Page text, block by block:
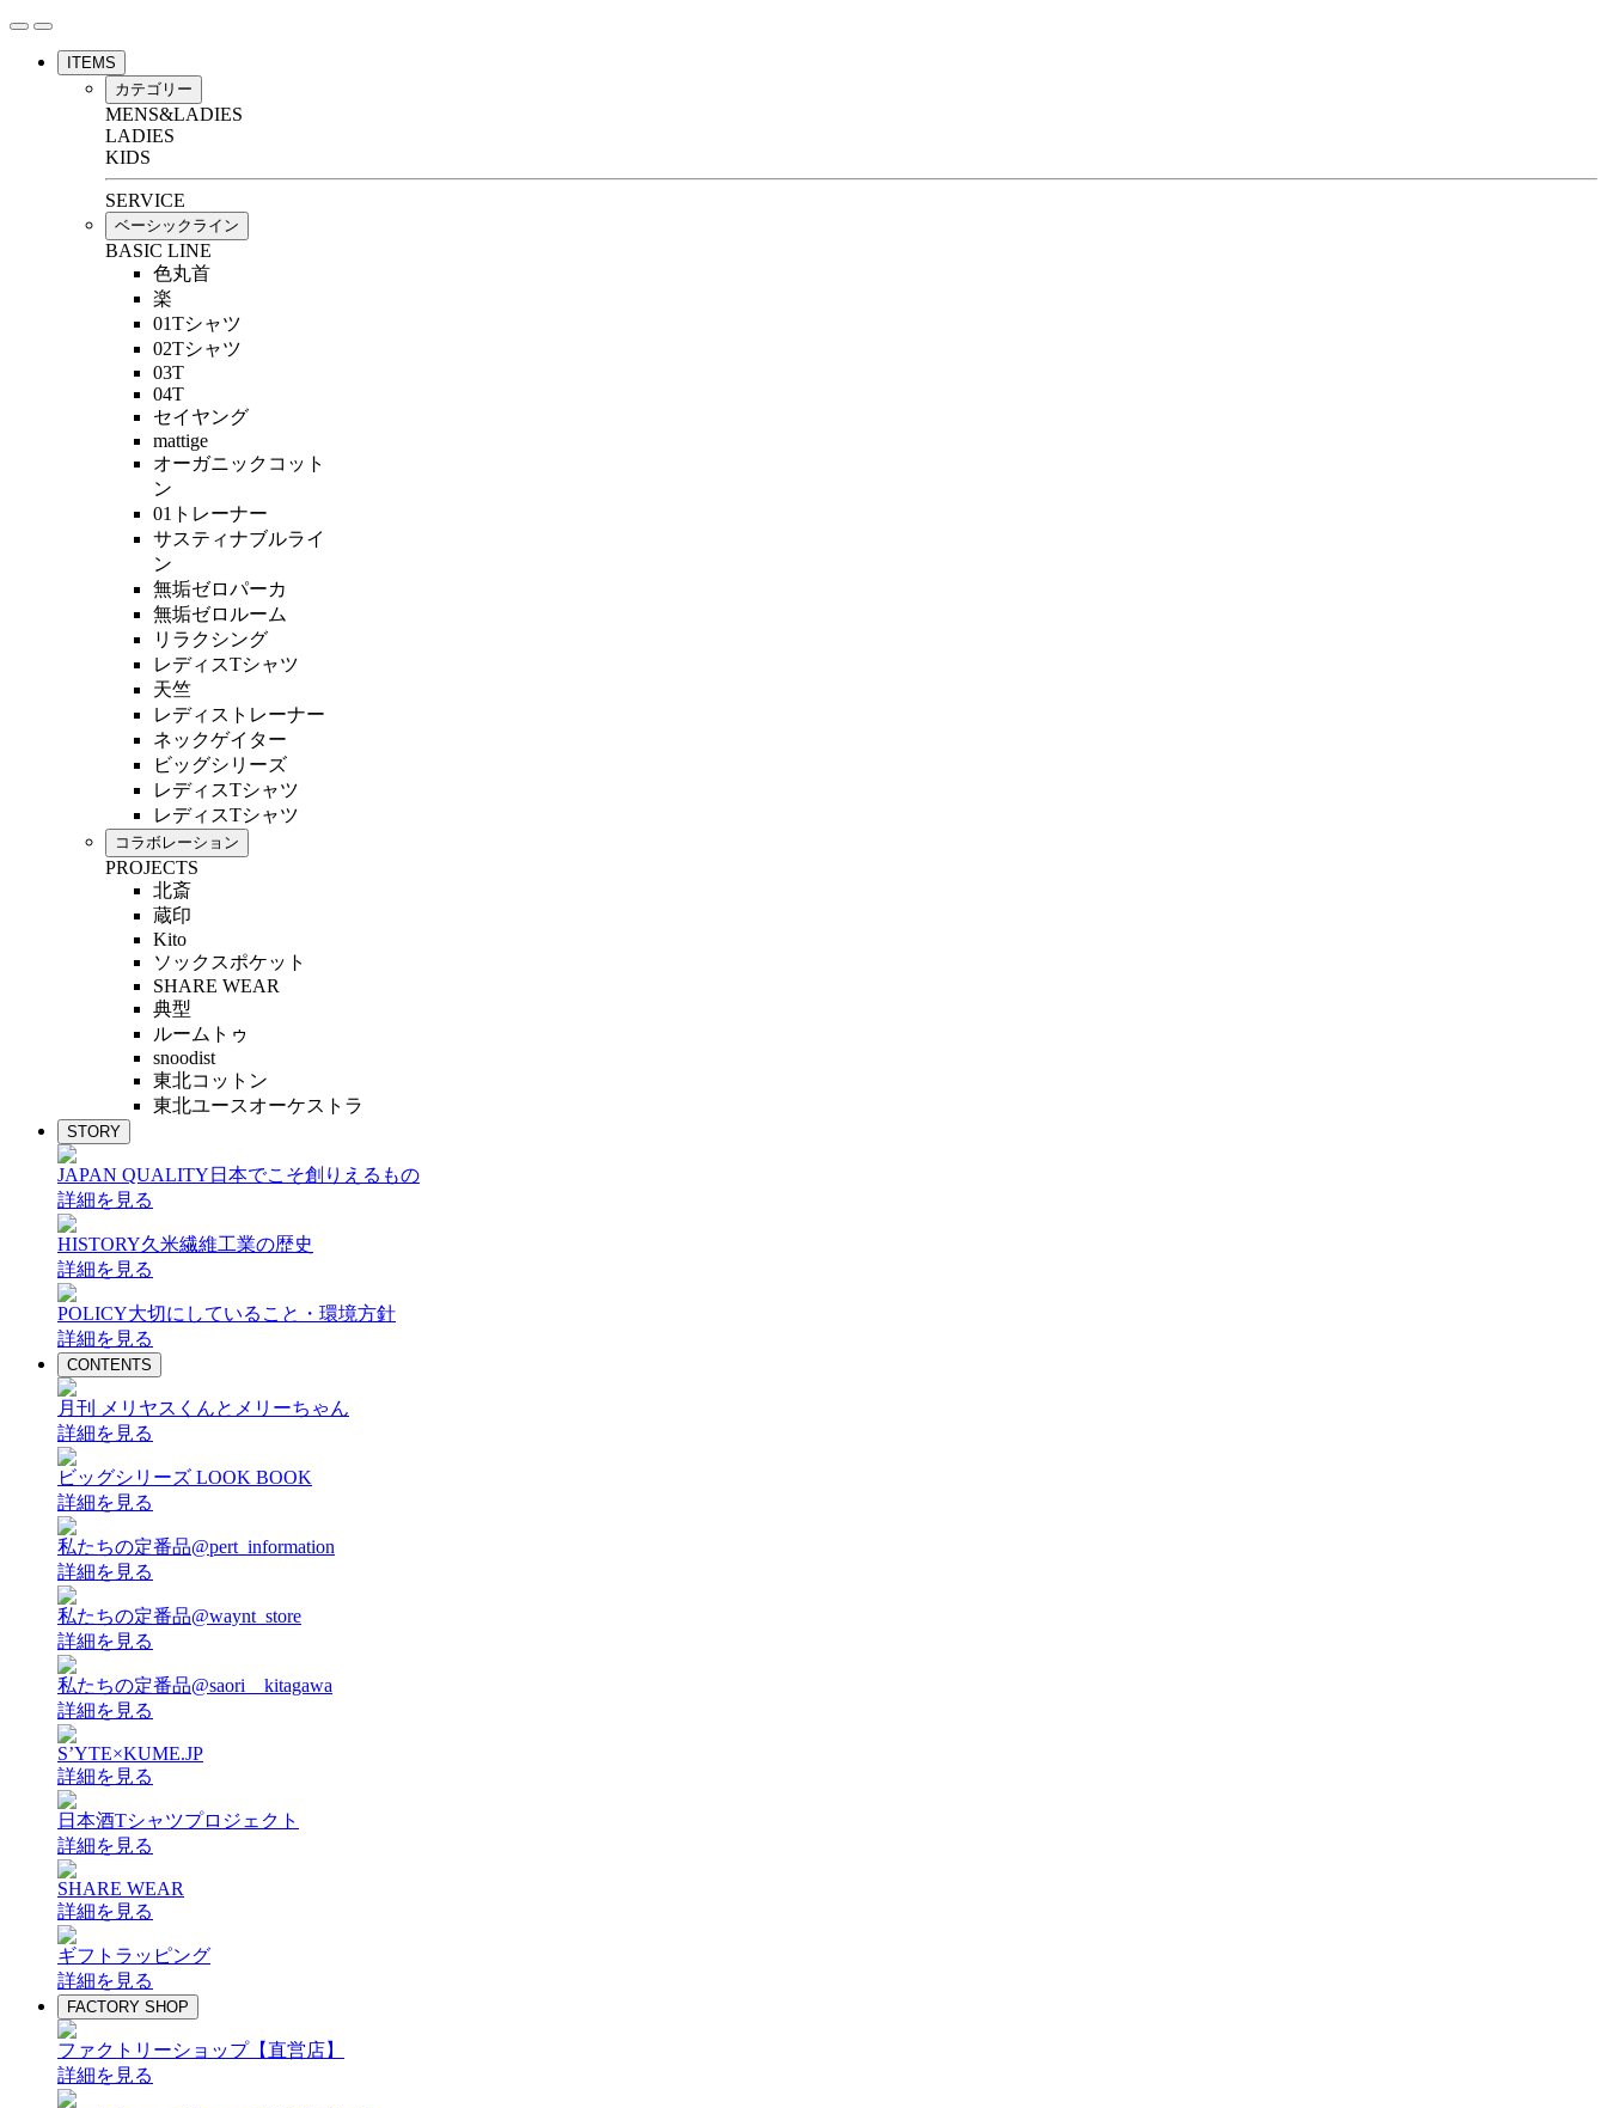
ITEMS
カテゴリー
MENS&LADIES
LADIES
KIDS
SERVICE
ベーシックライン
BASIC LINE
色丸首
楽
01Tシャツ
02Tシャツ
03T
04T
セイヤング
mattige
オーガニックコット
ン
01トレーナー
サスティナブルライ
ン
無垢ゼロパーカ
無垢ゼロルーム
リラクシング
レディスTシャツ
天竺
レディストレーナー
ネックゲイター
ビッグシリーズ
レディスTシャツ
レディスTシャツ
コラボレーション
PROJECTS
北斎
蔵印
Kito
ソックスポケット
SHARE WEAR
典型
ルームトゥ
snoodist
東北コットン
東北ユースオーケストラ
STORY
JAPAN QUALITY 日本でこそ創りえるもの
詳細を見る
HISTORY久米繊維工業の歴史
詳細を見る
POLICY大切にしていること・環境方針
詳細を見る
CONTENTS
月刊 メリヤスくんとメリーちゃん
詳細を見る
ビッグシリーズ LOOK BOOK
詳細を見る
私たちの定番品@pert_information
詳細を見る
私たちの定番品@waynt_store
詳細を見る
私たちの定番品@saori__kitagawa
詳細を見る
S’YTE×KUME.JP
詳細を見る
日本酒Tシャツプロジェクト
詳細を見る
SHARE WEAR
詳細を見る
ギフトラッピング
詳細を見る
FACTORY SHOP
ファクトリーショップ【直営店】
詳細を見る